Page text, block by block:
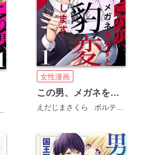
女性漫画
この男、メガネを外すと豹変します。【合本版】[ボル恋comic]
えだじまさくら ボルテージ